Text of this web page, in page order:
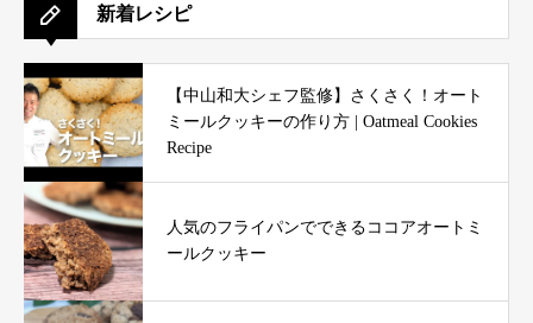
新着レシピ
【中山和大シェフ監修】さくさく！オート
ミールクッキーの作り方 | Oatmeal Cookies
Recipe
人気のフライパンでできるココアオートミ
ールクッキー